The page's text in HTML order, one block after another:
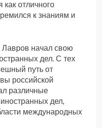
отличного
к знаниям и
Лавров начал свою
дел. С тех
путь от
российской
различные
дел,
международных